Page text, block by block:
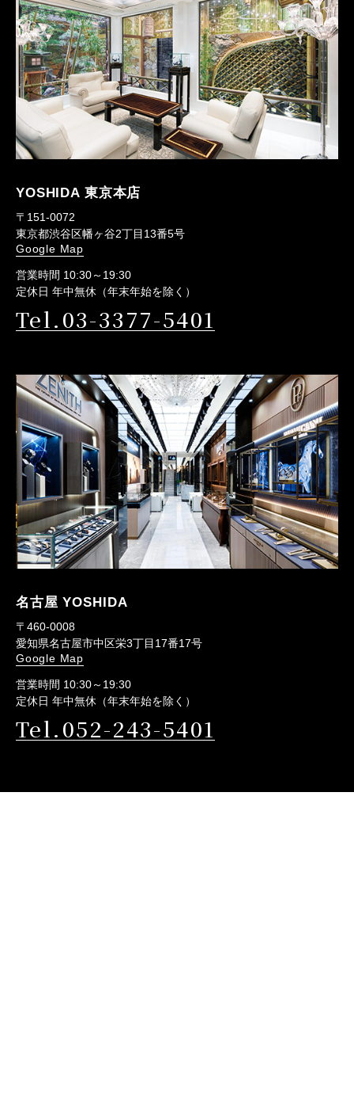
YOSHIDA 東京本店
〒151-0072
東京都渋谷区幡ヶ谷2丁目13番5号
Google Map
営業時間 10:30～19:30
定休日 年中無休（年末年始を除く）
Tel.03-3377-5401
名古屋 YOSHIDA
〒460-0008
愛知県名古屋市中区栄3丁目17番17号
Google Map
営業時間 10:30～19:30
定休日 年中無休（年末年始を除く）
Tel.052-243-5401